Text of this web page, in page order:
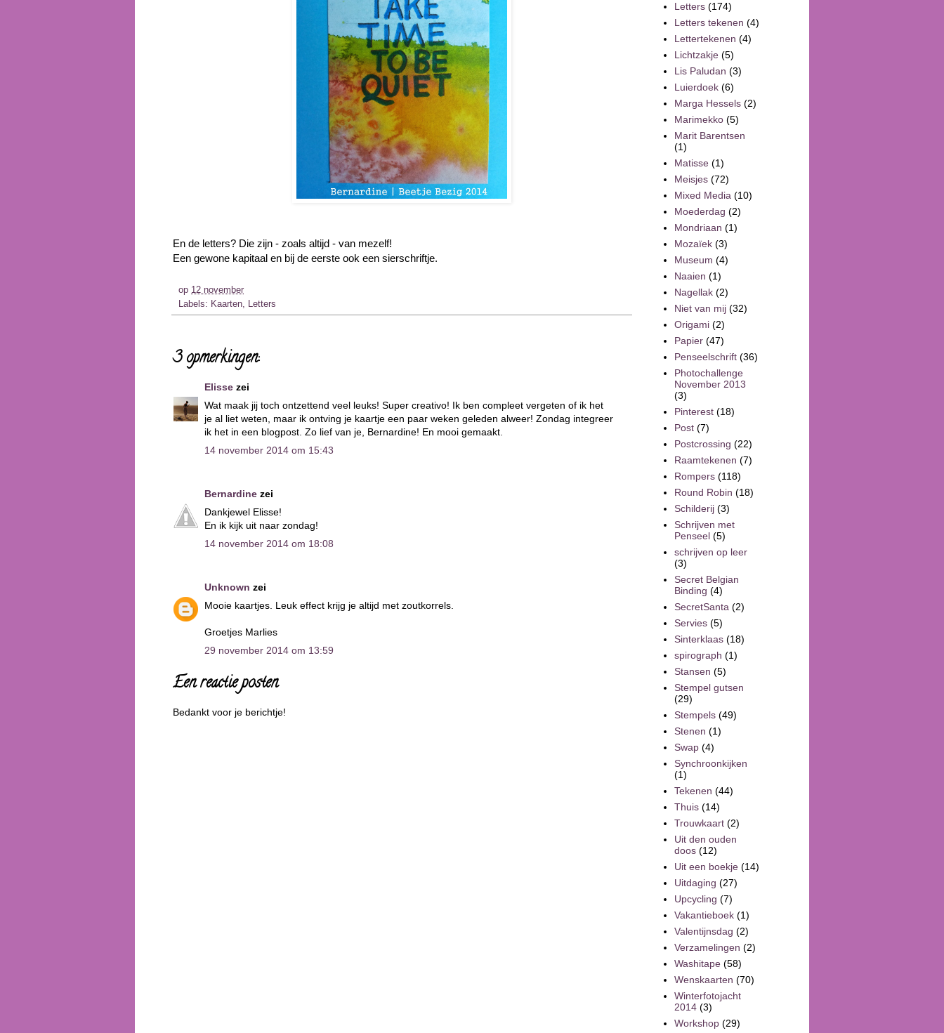
En de letters? Die zijn - zoals altijd - van mezelf!
Een gewone kapitaal en bij de eerste ook een sierschriftje.
op 12 november
Labels: Kaarten, Letters
3 opmerkingen:
Elisse zei
Wat maak jij toch ontzettend veel leuks! Super creativo! Ik ben compleet vergeten of ik het
je al liet weten, maar ik ontving je kaartje een paar weken geleden alweer! Zondag integreer
ik het in een blogpost. Zo lief van je, Bernardine! En mooi gemaakt.
14 november 2014 om 15:43
Bernardine zei
Dankjewel Elisse!
En ik kijk uit naar zondag!
14 november 2014 om 18:08
Unknown zei
Mooie kaartjes. Leuk effect krijg je altijd met zoutkorrels.
Groetjes Marlies
29 november 2014 om 13:59
Een reactie posten
Bedankt voor je berichtje!
Letters (174)
Letters tekenen (4)
Lettertekenen (4)
Lichtzakje (5)
Lis Paludan (3)
Luierdoek (6)
Marga Hessels (2)
Marimekko (5)
Marit Barentsen
(1)
Matisse (1)
Meisjes (72)
Mixed Media (10)
Moederdag (2)
Mondriaan (1)
Mozaïek (3)
Museum (4)
Naaien (1)
Nagellak (2)
Niet van mij (32)
Origami (2)
Papier (47)
Penseelschrift (36)
Photochallenge
November 2013
(3)
Pinterest (18)
Post (7)
Postcrossing (22)
Raamtekenen (7)
Rompers (118)
Round Robin (18)
Schilderij (3)
Schrijven met
Penseel (5)
schrijven op leer
(3)
Secret Belgian
Binding (4)
SecretSanta (2)
Servies (5)
Sinterklaas (18)
spirograph (1)
Stansen (5)
Stempel gutsen
(29)
Stempels (49)
Stenen (1)
Swap (4)
Synchroonkijken
(1)
Tekenen (44)
Thuis (14)
Trouwkaart (2)
Uit den ouden
doos (12)
Uit een boekje (14)
Uitdaging (27)
Upcycling (7)
Vakantieboek (1)
Valentijnsdag (2)
Verzamelingen (2)
Washitape (58)
Wenskaarten (70)
Winterfotojacht
2014 (3)
Workshop (29)